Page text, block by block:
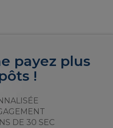
payez plus
!
DE 30 SEC